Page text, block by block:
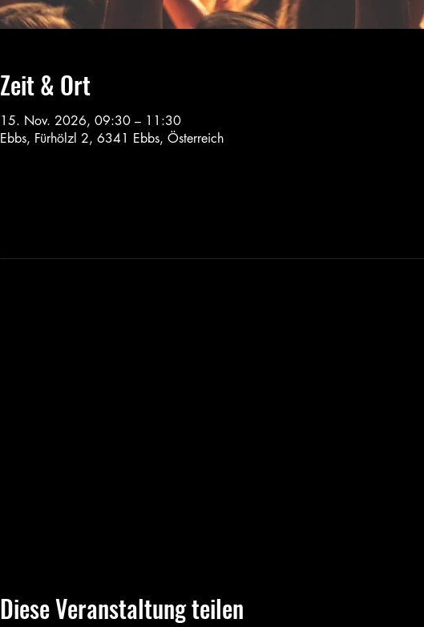
Zeit & Ort
15. Nov. 2026, 09:30 – 11:30
Ebbs, Fürhölzl 2, 6341 Ebbs, Österreich
Diese Veranstaltung teilen